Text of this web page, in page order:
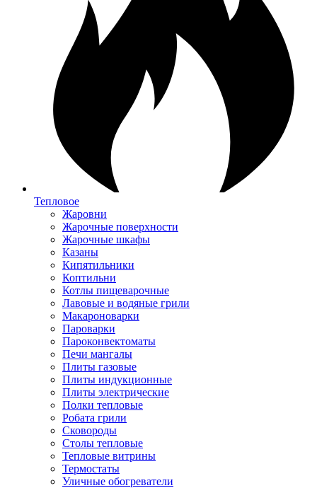
Тепловое
Жаровни
Жарочные поверхности
Жарочные шкафы
Казаны
Кипятильники
Коптильни
Котлы пищеварочные
Лавовые и водяные грили
Макароноварки
Пароварки
Пароконвектоматы
Печи мангалы
Плиты газовые
Плиты индукционные
Плиты электрические
Полки тепловые
Робата грили
Сковороды
Столы тепловые
Тепловые витрины
Термостаты
Уличные обогреватели